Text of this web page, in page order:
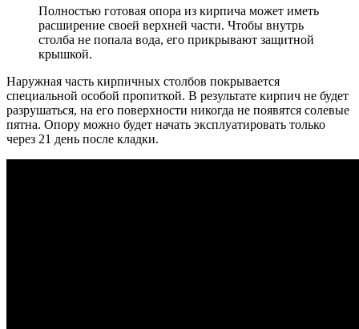
Полностью готовая опора из кирпича может иметь
расширение своей верхней части. Чтобы внутрь
столба не попала вода, его прикрывают защитной
крышкой.
Наружная часть кирпичных столбов покрывается
специальной особой пропиткой. В результате кирпич не будет
разрушаться, на его поверхности никогда не появятся солевые
пятна. Опору можно будет начать эксплуатировать только
через 21 день после кладки.